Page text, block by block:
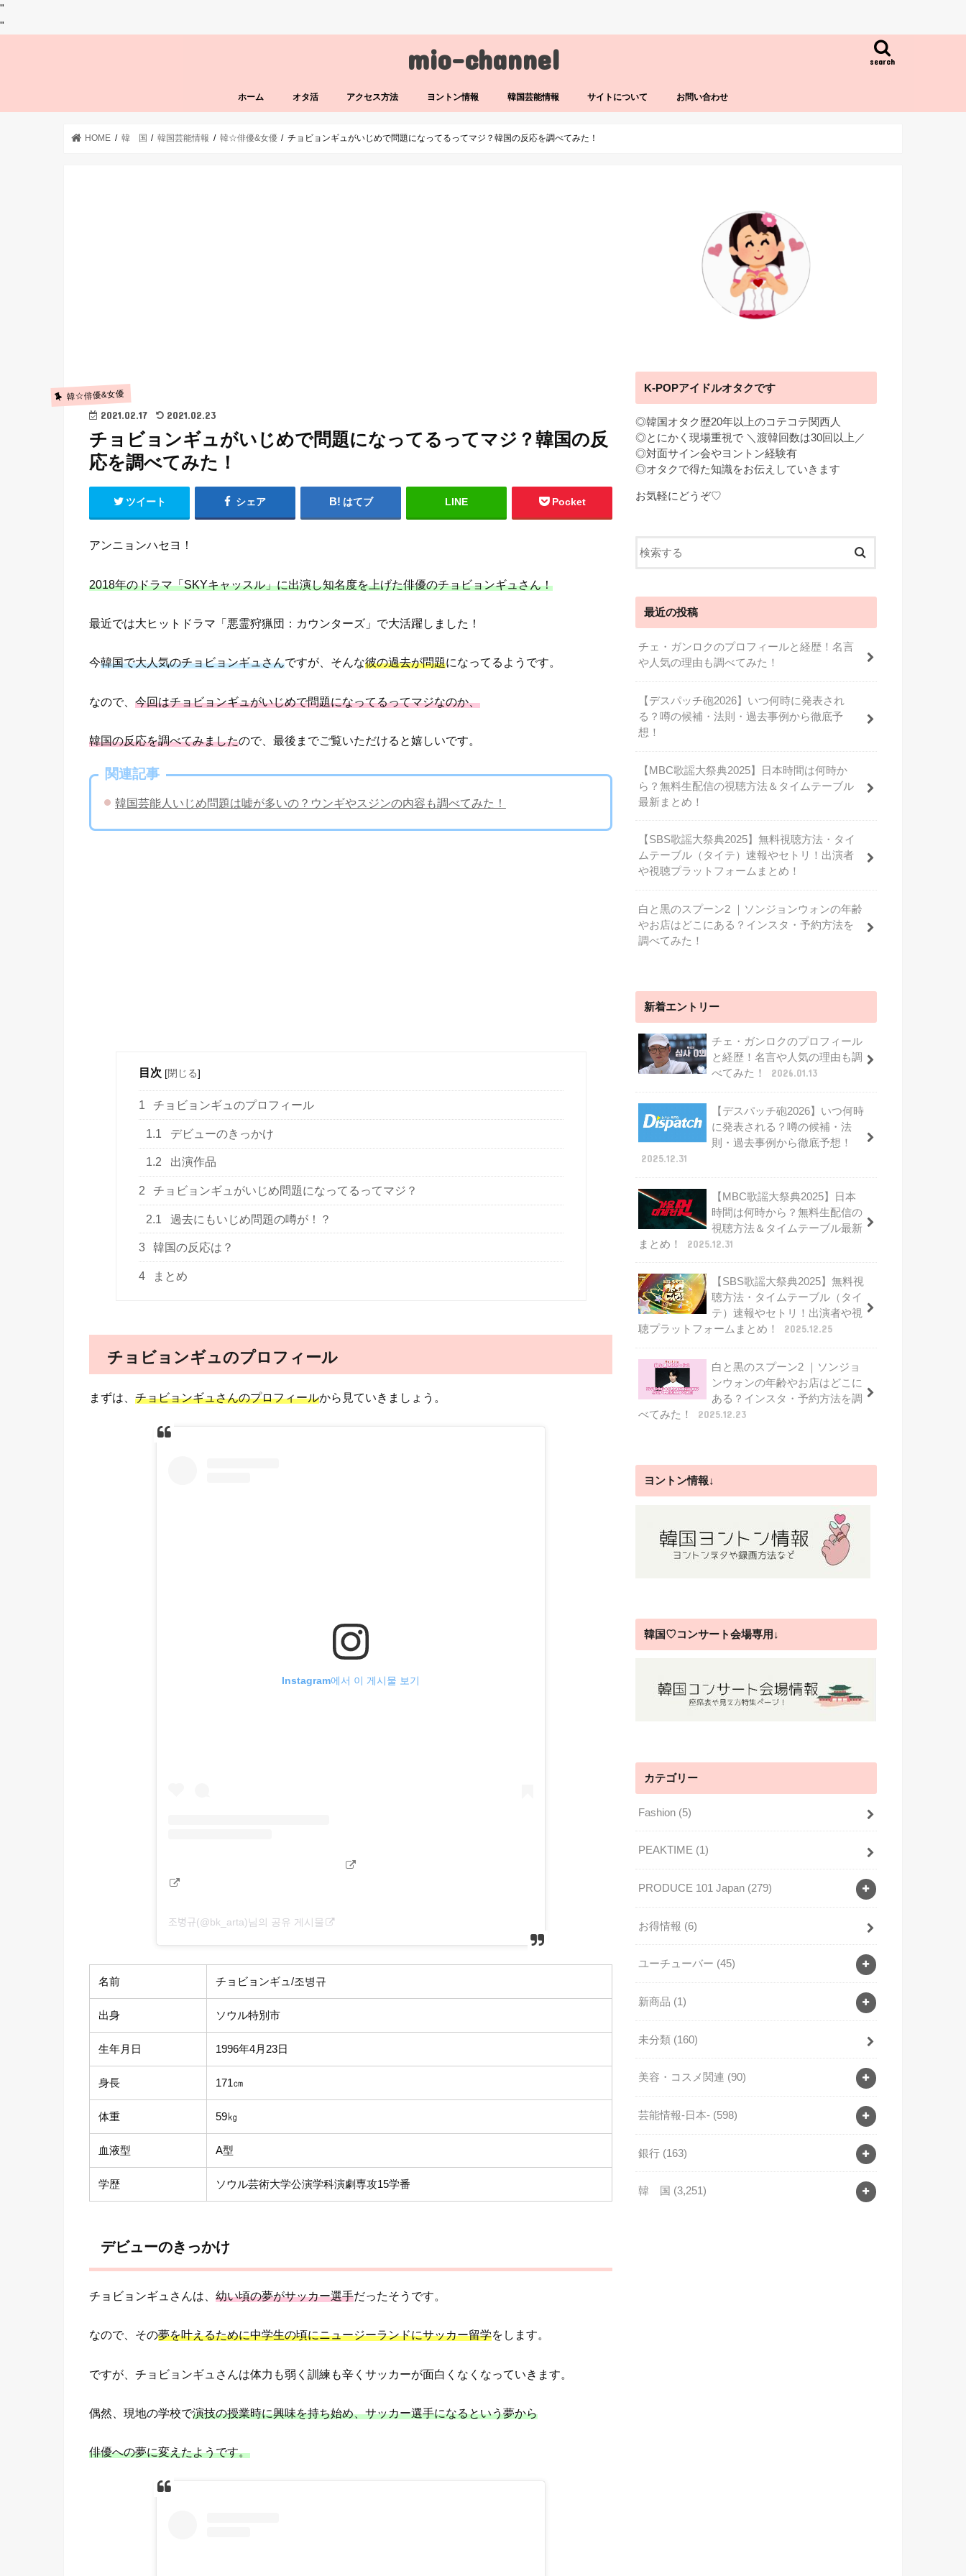
"
"
mio-channel search
ホーム オタ活 アクセス方法 ヨントン情報 韓国芸能情報 サイトについて お問い合わせ
HOME 韓 国 韓国芸能情報 韓☆俳優&女優 チョビョンギュがいじめで問題になってるってマジ？韓国の反応を調べてみた！
韓☆俳優&女優
2021.02.17 2021.02.23
チョビョンギュがいじめで問題になってるってマジ？韓国の反
応を調べてみた！
ツイート シェア はてブ LINE Pocket
アンニョンハセヨ！
2018年のドラマ「SKYキャッスル」に出演し知名度を上げた俳優のチョビョンギュさん！
最近では大ヒットドラマ「悪霊狩猟団：カウンターズ」で大活躍しました！
今韓国で大人気のチョビョンギュさんですが、そんな彼の過去が問題になってるようです。
なので、 今回はチョビョンギュがいじめで問題になってるってマジなのか、
韓国の反応を調べてみましたので、最後までご覧いただけると嬉しいです。
関連記事
韓国芸能人いじめ問題は嘘が多いの？ウンギやスジンの内容も調べてみた！
目次 [閉じる]
1 チョビョンギュのプロフィール
1.1 デビューのきっかけ
1.2 出演作品
2 チョビョンギュがいじめ問題になってるってマジ？
2.1 過去にもいじめ問題の噂が！？
3 韓国の反応は？
4 まとめ
チョビョンギュのプロフィール
まずは、 チョビョンギュさんのプロフィールから見ていきましょう。
Instagram에서 이 게시물 보기
조병규(@bk_arta)님의 공유 게시물
名前 チョビョンギュ/조병규
出身 ソウル特別市
生年月日 1996年4月23日
身長 171㎝
体重 59㎏
血液型 A型
学歴 ソウル芸術大学公演学科演劇専攻15学番
デビューのきっかけ
チョビョンギュさんは、 幼い頃の夢がサッカー選手だったそうです。
なので、その夢を叶えるために中学生の頃にニュージーランドにサッカー留学をします。
ですが、チョビョンギュさんは体力も弱く訓練も辛くサッカーが面白くなくなっていきます。
偶然、現地の学校で演技の授業時に興味を持ち始め、サッカー選手になるという夢から
俳優への夢に変えたようです。
K-POPアイドルオタクです
◎韓国オタク歴20年以上のコテコテ関西人
◎とにかく現場重視で ＼渡韓回数は30回以上／
◎対面サイン会やヨントン経験有
◎オタクで得た知識をお伝えしていきます
お気軽にどうぞ♡
最近の投稿
チェ・ガンロクのプロフィールと経歴！名言
や人気の理由も調べてみた！
【デスパッチ砲2026】いつ何時に発表され
る？噂の候補・法則・過去事例から徹底予
想！
【MBC歌謡大祭典2025】日本時間は何時か
ら？無料生配信の視聴方法＆タイムテーブル
最新まとめ！
【SBS歌謡大祭典2025】無料視聴方法・タイ
ムテーブル（タイテ）速報やセトリ！出演者
や視聴プラットフォームまとめ！
白と黒のスプーン2 ｜ソンジョンウォンの年齢
やお店はどこにある？インスタ・予約方法を
調べてみた！
新着エントリー
チェ・ガンロクのプロフィール
と経歴！名言や人気の理由も調
べてみた！
2026.01.13
【デスパッチ砲2026】いつ何時
に発表される？噂の候補・法
則・過去事例から徹底予想！
2025.12.31
【MBC歌謡大祭典2025】日本
時間は何時から？無料生配信の
視聴方法＆タイムテーブル最新
まとめ！
2025.12.31
【SBS歌謡大祭典2025】無料視
聴方法・タイムテーブル（タイ
テ）速報やセトリ！出演者や視
聴プラットフォームまとめ！
2025.12.25
白と黒のスプーン2 ｜ソンジョ
ンウォンの年齢やお店はどこに
ある？インスタ・予約方法を調
べてみた！
2025.12.23
ヨントン情報↓
韓国♡コンサート会場専用↓
カテゴリー
Fashion (5)
PEAKTIME (1)
PRODUCE 101 Japan (279)
お得情報 (6)
ユーチューバー (45)
新商品 (1)
未分類 (160)
美容・コスメ関連 (90)
芸能情報-日本- (598)
銀行 (163)
韓 国 (3,251)